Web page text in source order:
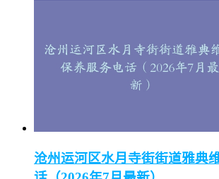
沧州运河区水月寺街街道雅典